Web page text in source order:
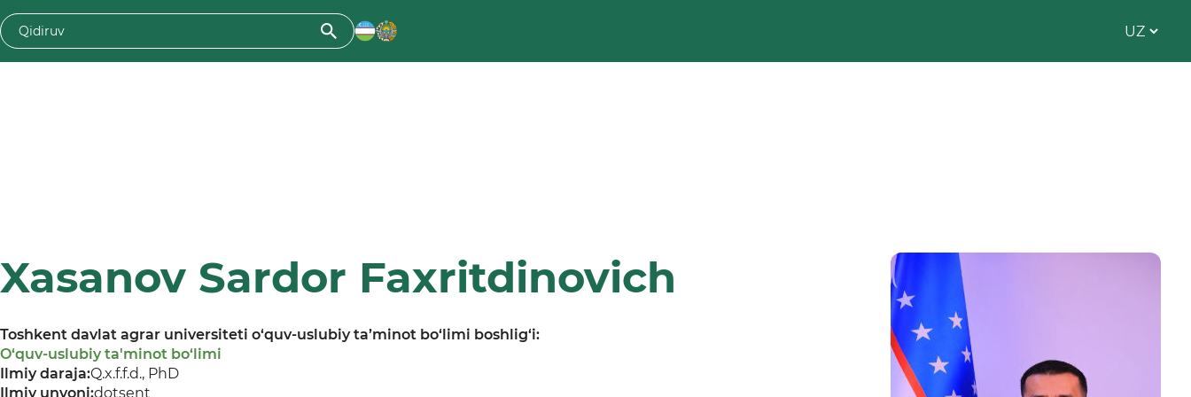
Xasanov Sardor Faxritdinovich
Toshkent davlat agrar universiteti o‘quv-uslubiy ta’minot bo‘limi boshlig‘i:
O‘quv-uslubiy ta'minot bo‘limi
Ilmiy daraja:Q.x.f.f.d., PhD
Ilmiy unvoni:dotsent